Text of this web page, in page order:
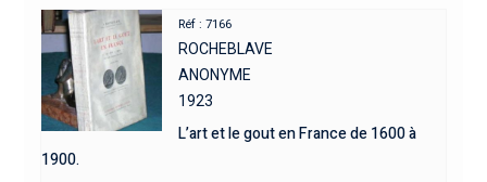
Réf : 7166
ROCHEBLAVE
ANONYME
1923
L’art et le gout en France de 1600 à
1900.